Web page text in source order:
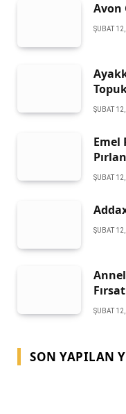
Avon
ŞUBAT
ŞUBAT
Emel
ŞUBAT
ŞUBAT
ŞUBAT
SON YAPILAN